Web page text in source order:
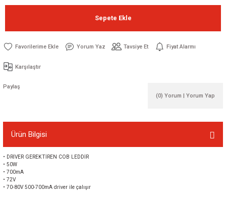
Sepete Ekle
Yorum Yaz Tavsiye Et Fiyat Alarmı
Karşılaştır
Paylaş
(0) Yorum | Yorum Yap
Ürün Bilgisi
• DRİVER GEREKTİREN COB LEDDİR
• 50W
• 700mA
• 72V
• 70-80V 500-700mA driver ile çalışır